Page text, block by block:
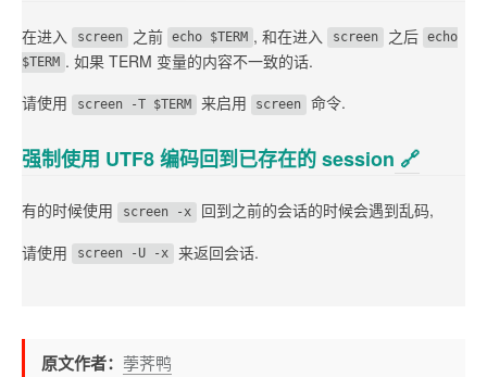
在进入 screen 之前 echo $TERM , 和在进入 screen 之后 echo
$TERM . 如果 TERM 变量的内容不一致的话.
请使用
screen -T $TERM 来启用 screen 命令.
强制使用 UTF8 编码回到已存在的 session 🔗︎
有的时候使用 screen -x
回到之前的会话的时候会遇到乱码,
请使用
screen -U -x 来返回会话.
原文作者： 荸荠鸭